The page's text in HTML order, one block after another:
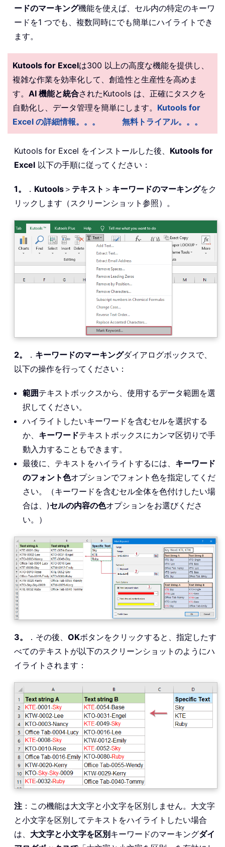
ードのマーキング機能を使えば、セル内の特定のキーワ
ードを1 つでも、複数同時にでも簡単にハイライトでき
ます。
Kutools for Excelは300 以上の高度な機能を提供し、
複雑な作業を効率化して、創造性と生産性を高めま
す。 AI 機能と統合されたKutools は、正確にタスクを
自動化し、データ管理を簡単にします。 Kutools for
Excel の詳細情報。。。
無料トライアル。。。
Kutools for Excel をインストールした後、 Kutools for
Excel 以下の手順に従ってください：
1。 ． Kutools ＞ テキスト ＞ キーワードのマーキングをク
リックします（スクリーンショット参照）。
2。 ． キーワードのマーキングダイアログボックスで、
以下の操作を行ってください：
範囲テキストボックスから、使用するデータ範囲を選
択してください。
ハイライトしたいキーワードを含むセルを選択する
か、 キーワードテキストボックスにカンマ区切りで手
動入力することもできます。
最後に、テキストをハイライトするには、 キーワード
のフォント色オプションでフォント色を指定してくだ
さい。（キーワードを含むセル全体を色付けしたい場
合は、)セルの内容の色オプションをお選びくださ
い。）
3。 ．その後、 OKボタンをクリックすると、指定したす
べてのテキストが以下のスクリーンショットのようにハ
イライトされます：
注 ：この機能は大文字と小文字を区別しません。大文字
と小文字を区別してテキストをハイライトしたい場合
は、 大文字と小文字を区別キーワードのマーキングダイ